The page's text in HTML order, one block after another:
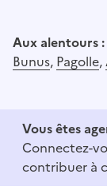
Aux alentours :
Bunus, Pagolle,
Vous êtes
Connectez-
contribuer à